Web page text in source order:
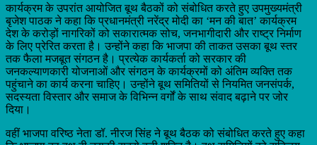
कार्यक्रम के उपरांत आयोजित बूथ बैठकों को संबोधित करते हुए उपमुख्यमंत्री
बृजेश पाठक ने कहा कि प्रधानमंत्री नरेंद्र मोदी का ‘मन की बात’ कार्यक्रम
देश के करोड़ों नागरिकों को सकारात्मक सोच, जनभागीदारी और राष्ट्र निर्माण
के लिए प्रेरित करता है। उन्होंने कहा कि भाजपा की ताकत उसका बूथ स्तर
तक फैला मजबूत संगठन है। प्रत्येक कार्यकर्ता को सरकार की
जनकल्याणकारी योजनाओं और संगठन के कार्यक्रमों को अंतिम व्यक्ति तक
पहुंचाने का कार्य करना चाहिए। उन्होंने बूथ समितियों से नियमित जनसंपर्क,
सदस्यता विस्तार और समाज के विभिन्न वर्गों के साथ संवाद बढ़ाने पर जोर
दिया।
वहीं भाजपा वरिष्ठ नेता डॉ. नीरज सिंह ने बूथ बैठक को संबोधित करते हुए कहा